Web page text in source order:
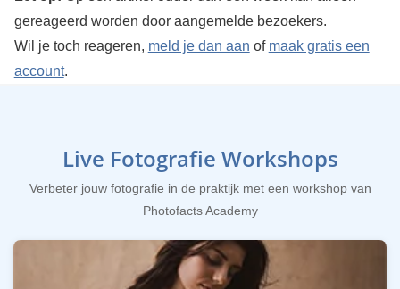
gereageerd worden door aangemelde bezoekers.
Wil je toch reageren, meld je dan aan of maak gratis een
account.
Live Fotografie Workshops
Verbeter jouw fotografie in de praktijk met een workshop van
Photofacts Academy